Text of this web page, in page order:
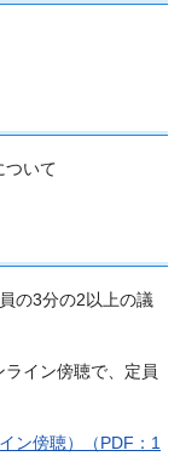
ついて
の3分の2以上の議
ライン傍聴で、定員
ン傍聴）（PDF：1